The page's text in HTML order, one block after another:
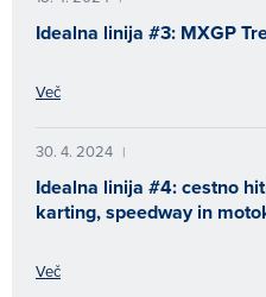
Idealna linija #3: MXGP
Več
30. 4. 2024 |
Idealna linija #4: cestno
karting, speedway in
Več